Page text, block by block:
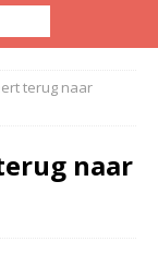
terug naar
naar